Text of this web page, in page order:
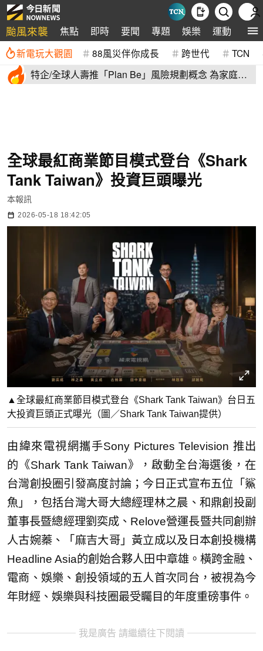
颱風來襲 焦點 即時 要聞 專題 娛樂 運動 全球
新電玩大觀園 88風災伴你成長 跨世代 TCN
特企/全球人壽推「Plan Be」風險規劃概念 為家庭建
全球最紅商業節目模式登台《Shark
Tank Taiwan》投資巨頭曝光
本報訊
2026-05-18 18:42:05
▲全球最紅商業節目模式登台《Shark Tank Taiwan》台日五
大投資巨頭正式曝光（圖／Shark Tank Taiwan提供）
由緯來電視網攜手Sony Pictures Television 推出
的《Shark Tank Taiwan》，啟動全台海選後，在
台灣創投圈引發高度討論；今日正式宣布五位「鯊
魚」，包括台灣大哥大總經理林之晨、和鼎創投副
董事長暨總經理劉奕成、Relove營運長暨共同創辦
人古婉蓁、「麻吉大哥」黃立成以及日本創投機構
Headline Asia的創始合夥人田中章雄。橫跨金融、
電商、娛樂、創投領域的五人首次同台，被視為今
年財經、娛樂與科技圈最受矚目的年度重磅事件。
我是廣告 請繼續往下閱讀